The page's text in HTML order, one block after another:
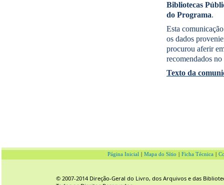
Bibliotecas
do Programa.
Esta
os dados
procurou aferir
recomendados
Texto da
Página Inicial Mapa do Sítio Ficha Técnica
© 2007-2014 Direção-Geral do Livro, dos Arquivos e das